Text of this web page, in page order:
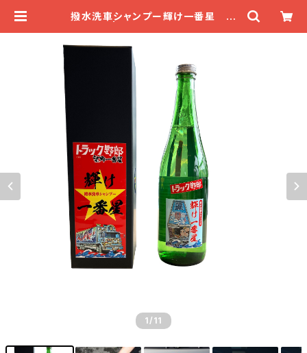
撥水洗車シャンプー輝け一番星 望
1 /11